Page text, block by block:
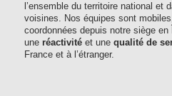
l’ensemble du territoire national et
voisines. Nos équipes sont
coordonnées depuis notre siège
une réactivité et une qualité de
France et à l’étranger.